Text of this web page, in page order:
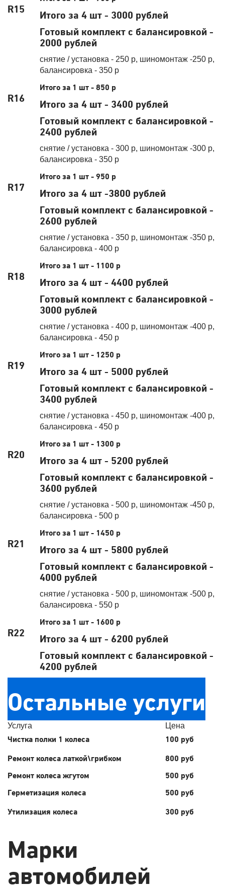
R15
Итого за 4 шт - 3000 рублей
Готовый комплект с балансировкой -
2000 рублей
R16
снятие / установка - 250 р, шиномонтаж -250 р,
балансировка - 350 р
Итого за 1 шт - 850 р
Итого за 4 шт - 3400 рублей
Готовый комплект с балансировкой -
2400 рублей
R17
снятие / установка - 300 р, шиномонтаж -300 р,
балансировка - 350 р
Итого за 1 шт - 950 р
Итого за 4 шт -3800 рублей
Готовый комплект с балансировкой -
2600 рублей
R18
снятие / установка - 350 р, шиномонтаж -350 р,
балансировка - 400 р
Итого за 1 шт - 1100 р
Итого за 4 шт - 4400 рублей
Готовый комплект с балансировкой -
3000 рублей
R19
снятие / установка - 400 р, шиномонтаж -400 р,
балансировка - 450 р
Итого за 1 шт - 1250 р
Итого за 4 шт - 5000 рублей
Готовый комплект с балансировкой -
3400 рублей
R20
снятие / установка - 450 р, шиномонтаж -400 р,
балансировка - 450 р
Итого за 1 шт - 1300 р
Итого за 4 шт - 5200 рублей
Готовый комплект с балансировкой -
3600 рублей
R21
снятие / установка - 500 р, шиномонтаж -450 р,
балансировка - 500 р
Итого за 1 шт - 1450 р
Итого за 4 шт - 5800 рублей
Готовый комплект с балансировкой -
4000 рублей
R22
снятие / установка - 500 р, шиномонтаж -500 р,
балансировка - 550 р
Итого за 1 шт - 1600 р
Итого за 4 шт - 6200 рублей
Готовый комплект с балансировкой -
4200 рублей
Остальные услуги
Услуга Цена
Чистка полки 1 колеса 100 руб
Ремонт колеса латкой\грибком
800 руб
Ремонт колеса жгутом
500 руб
Герметизация колеса
500 руб
Утилизация колеса 300 руб
Марки
автомобилей